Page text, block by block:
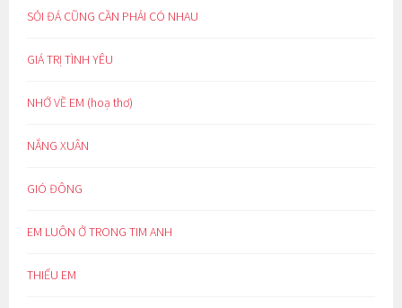
SỎI ĐÁ CŨNG CẦN PHẢI CÓ NHAU
GIÁ TRỊ TÌNH YÊU
NHỚ VỀ EM (hoạ thơ)
NẮNG XUÂN
GIÓ ĐÔNG
EM LUÔN Ở TRONG TIM ANH
THIẾU EM